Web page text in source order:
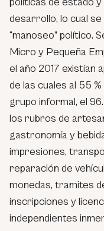
desarrollo, lo cual
“manoseo” político.
Micro y Pequeña
el año 2017 existían
de las cuales al 55
grupo informal, el
los rubros de
gastronomía y
impresiones,
reparación de
monedas, tramites
inscripciones y
independientes